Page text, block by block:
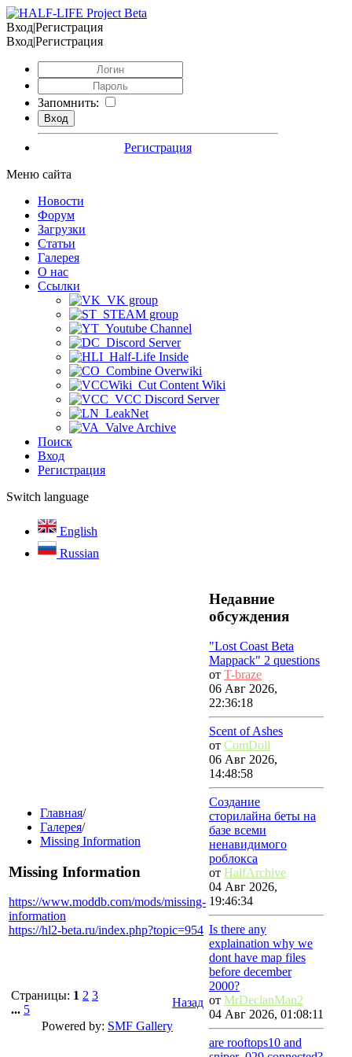
Вход|Регистрация
Вход|Регистрация
Запомнить:
Регистрация
Меню сайта
Новости
Форум
Загрузки
Статьи
Галерея
О нас
Ссылки
VK group
STEAM group
Youtube Channel
Discord Server
Half-Life Inside
Combine Overwiki
Cut Content Wiki
VCC Discord Server
LeakNet
Valve Archive
Поиск
Вход
Регистрация
Switch language
English
Russian
Главная/
Галерея/
Missing Information
Missing Information
https://www.moddb.com/mods/missing-
information
https://hl2-beta.ru/index.php?topic=954
Страницы: 1 2 3
... 5
Назад
Powered by: SMF Gallery
Недавние
обсуждения
"Lost Coast Beta
Mappack" 2 questions
от T-braze
06 Авг 2026,
22:36:18
Scent of Ashes
от ComDoll
06 Авг 2026,
14:48:58
Создание
сторилайна беты на
базе всеми
ненавидимого
роблокса
от HalfArchive
04 Авг 2026,
19:46:34
Is there any
explaination why we
dont have map files
before december
2000?
от MrDeclanMan2
04 Авг 2026, 01:08:11
are rooftops10 and